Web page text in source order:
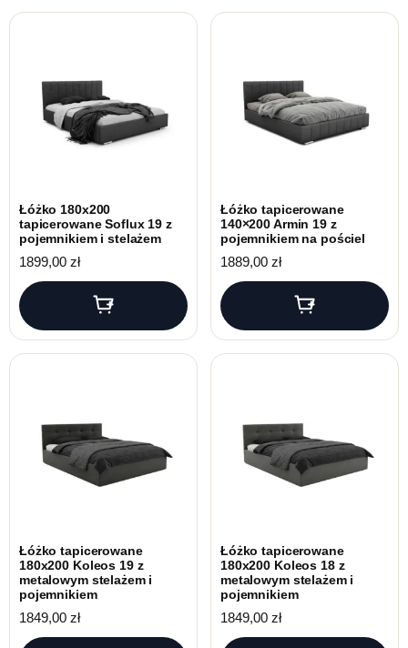
Łóżko 180x200
tapicerowane Soflux 19 z
pojemnikiem i stelażem
1899,00 zł
Łóżko tapicerowane
140×200 Armin 19 z
pojemnikiem na pościel
1889,00 zł
Łóżko tapicerowane
180x200 Koleos 19 z
metalowym stelażem i
pojemnikiem
1849,00 zł
Łóżko tapicerowane
180x200 Koleos 18 z
metalowym stelażem i
pojemnikiem
1849,00 zł